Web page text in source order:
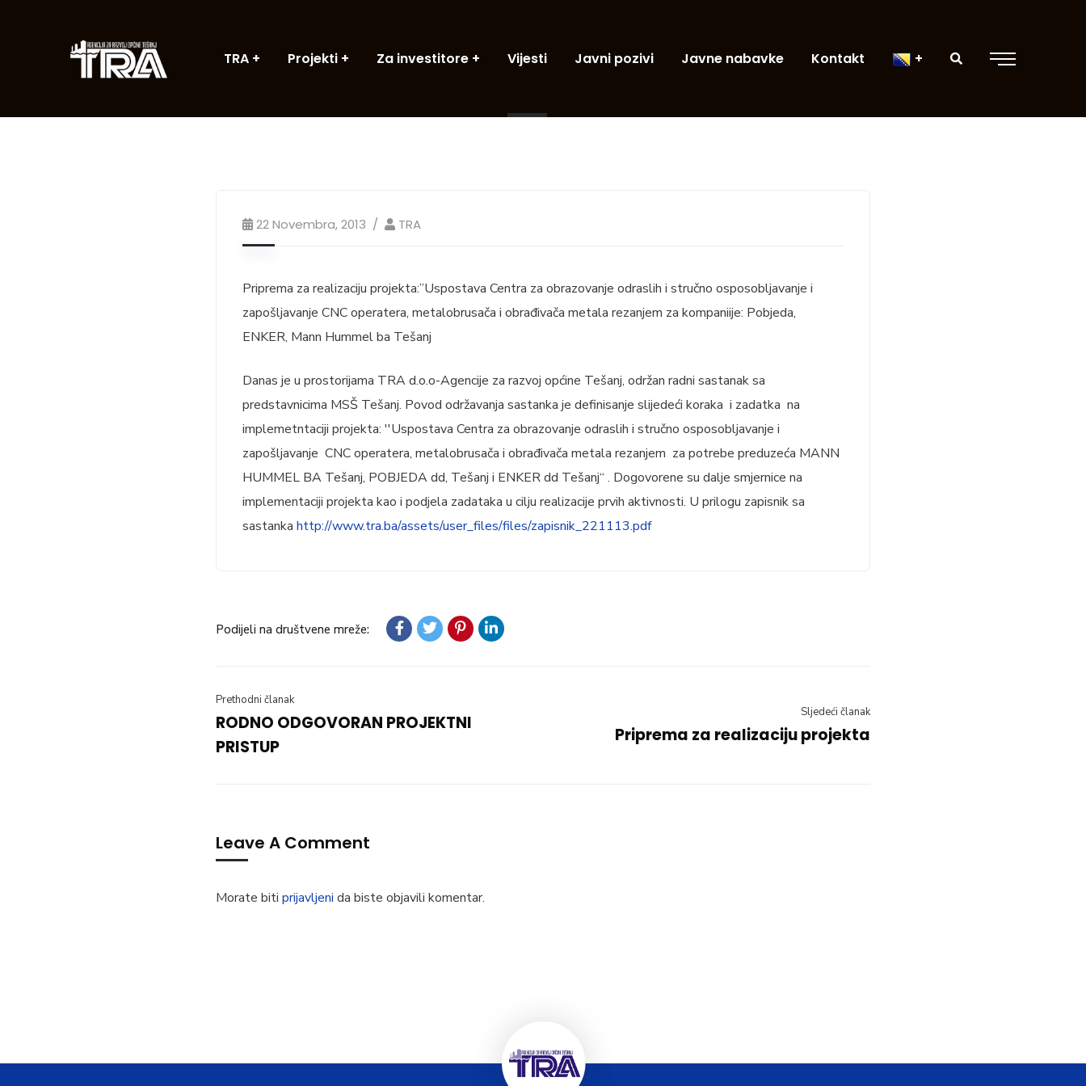
TRA Projekti Za investitore Vijesti Javni pozivi Javne nabavke Kontakt
22 Novembra, 2013 TRA
Priprema za realizaciju projekta:”Uspostava Centra za obrazovanje odraslih i stručno osposobljavanje i
zapošljavanje CNC operatera, metalobrusača i obrađivača metala rezanjem za kompaniije: Pobjeda,
ENKER, Mann Hummel ba Tešanj
Danas je u prostorijama TRA d.o.o-Agencije za razvoj općine Tešanj, održan radni sastanak sa
predstavnicima MSŠ Tešanj. Povod održavanja sastanka je definisanje slijedeći koraka i zadatka na
implemetntaciji projekta: ''Uspostava Centra za obrazovanje odraslih i stručno osposobljavanje i
zapošljavanje CNC operatera, metalobrusača i obrađivača metala rezanjem za potrebe preduzeća MANN
HUMMEL BA Tešanj, POBJEDA dd, Tešanj i ENKER dd Tešanj“ . Dogovorene su dalje smjernice na
implementaciji projekta kao i podjela zadataka u cilju realizacije prvih aktivnosti. U prilogu zapisnik sa
sastanka http://www.tra.ba/assets/user_files/files/zapisnik_221113.pdf
Podijeli na društvene mreže:
Prethodni članak
RODNO ODGOVORAN PROJEKTNI
PRISTUP
Sljedeći članak
Priprema za realizaciju projekta
Leave A Comment
Morate biti prijavljeni da biste objavili komentar.